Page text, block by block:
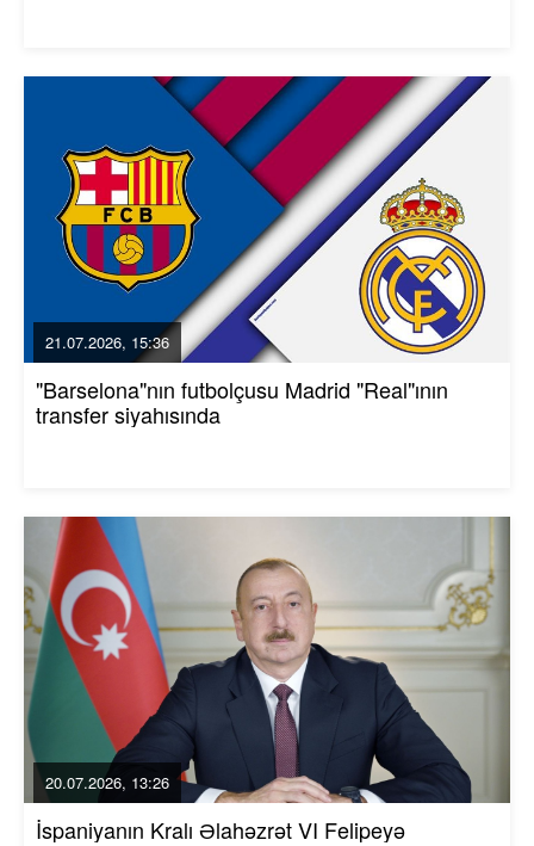
21.07.2026, 15:36
"Barselona"nın futbolçusu Madrid "Real"ının
transfer siyahısında
20.07.2026, 13:26
İspaniyanın Kralı Əlahəzrət VI Felipeyə